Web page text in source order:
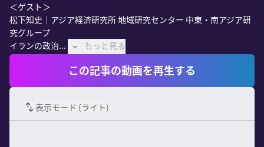
＜ゲスト＞
松下知史｜アジア経済研究所 地域研究センター 中東・南アジア研
究グループ
イランの政治...
もっと見る
この記事の動画を再生する
表示モード (ライト)